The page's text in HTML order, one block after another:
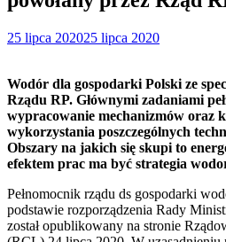
25 lipca 202025 lipca 2020
Wodór dla gospodarki Polski ze
Rządu RP. Głównymi zadaniami
wypracowanie mechanizmów oraz
wykorzystania poszczególnych
Obszary na jakich się skupi to
efektem prac ma być strategia
Pełnomocnik rządu ds gospodarki
podstawie rozporządzenia Rady
został opublikowany na stronie